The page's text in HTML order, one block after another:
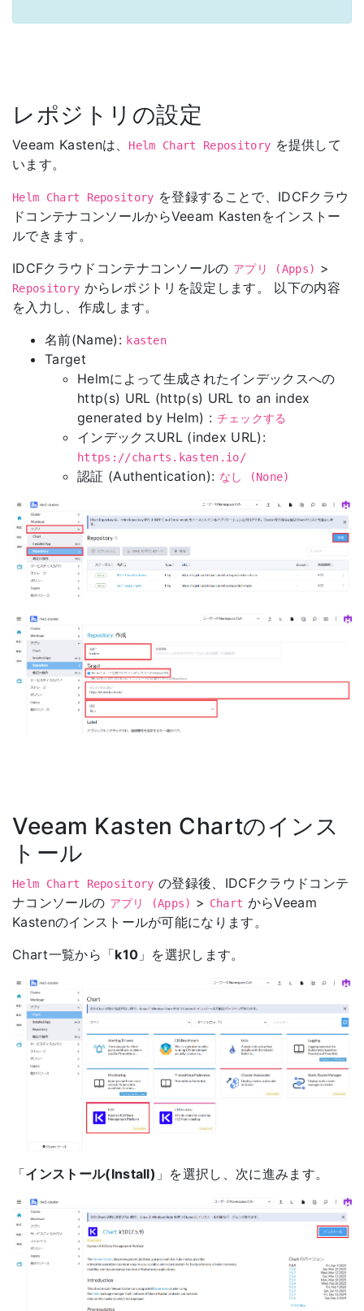
レポジトリの設定
Veeam Kastenは、 Helm Chart Repository を提供して
います。
Helm Chart Repository を登録することで、IDCFクラウ
ドコンテナコンソールからVeeam Kastenをインストー
ルできます。
IDCFクラウドコンテナコンソールの アプリ (Apps) >
Repository からレポジトリを設定します。 以下の内容
を入力し、作成します。
名前(Name): kasten
Target
Helmによって生成されたインデックスへの
http(s) URL (http(s) URL to an index
generated by Helm) : チェックする
インデックスURL (index URL):
https://charts.kasten.io/
認証 (Authentication): なし (None)
Veeam Kasten Chartのインス
トール
Helm Chart Repository の登録後、IDCFクラウドコンテ
ナコンソールの アプリ (Apps) > Chart からVeeam
Kastenのインストールが可能になります。
Chart一覧から「k10 」を選択します。
「インストール(Install) 」を選択し、次に進みます。